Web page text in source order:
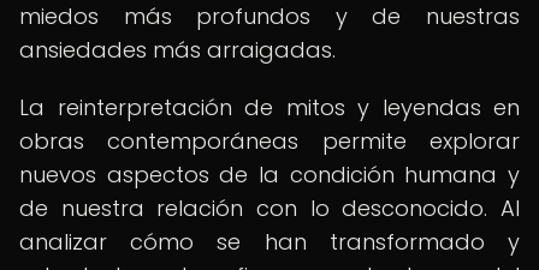
miedos más profundos y de nuestras
ansiedades más arraigadas.
La reinterpretación de mitos y leyendas en
obras contemporáneas permite explorar
nuevos aspectos de la condición humana y
de nuestra relación con lo desconocido. Al
analizar cómo se han transformado y